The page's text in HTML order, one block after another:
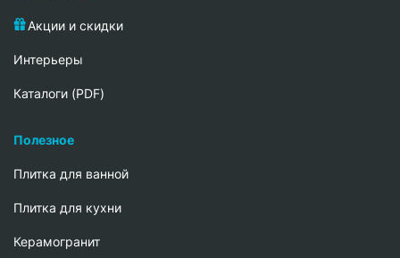
Акции и скидки
Интерьеры
Каталоги (PDF)
Полезное
Плитка для ванной
Плитка для кухни
Керамогранит